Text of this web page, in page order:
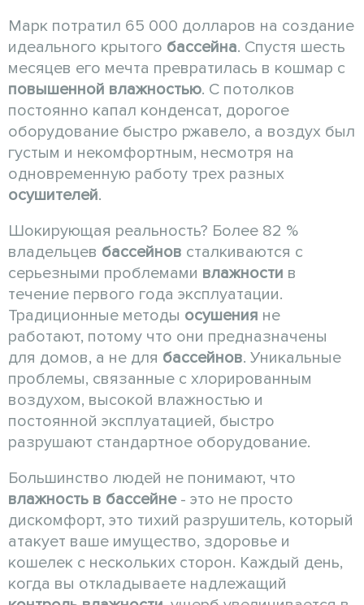
Марк потратил 65 000 долларов на создание
идеального крытого бассейна. Спустя шесть
месяцев его мечта превратилась в кошмар с
повышенной влажностью. С потолков
постоянно капал конденсат, дорогое
оборудование быстро ржавело, а воздух был
густым и некомфортным, несмотря на
одновременную работу трех разных
осушителей.
Шокирующая реальность? Более 82 %
владельцев бассейнов сталкиваются с
серьезными проблемами влажности в
течение первого года эксплуатации.
Традиционные методы осушения не
работают, потому что они предназначены
для домов, а не для бассейнов. Уникальные
проблемы, связанные с хлорированным
воздухом, высокой влажностью и
постоянной эксплуатацией, быстро
разрушают стандартное оборудование.
Большинство людей не понимают, что
влажность в бассейне- это не просто
дискомфорт, это тихий разрушитель, который
атакует ваше имущество, здоровье и
кошелек с нескольких сторон. Каждый день,
когда вы откладываете надлежащий